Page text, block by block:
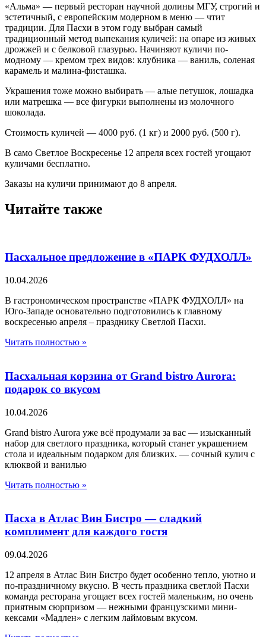
«Альма» — первый ресторан научной долины МГУ, строгий и
эстетичный, с европейским модерном в меню — чтит
традиции. Для Пасхи в этом году выбран самый
традиционный метод выпекания куличей: на опаре из живых
дрожжей и с белковой глазурью. Начиняют куличи по-
модному — кремом трех видов: клубника — ваниль, соленая
карамель и малина-фисташка.
Украшения тоже можно выбирать — алые петушок, лошадка
или матрешка — все фигурки выполнены из молочного
шоколада.
Стоимость куличей — 4000 руб. (1 кг) и 2000 руб. (500 г).
В само Светлое Воскресенье 12 апреля всех гостей угощают
куличами бесплатно.
Заказы на куличи принимают до 8 апреля.
Читайте также
Пасхальное предложение в «ПАРК ФУДХОЛЛ»
10.04.2026
В гастрономическом пространстве «ПАРК ФУДХОЛЛ» на
Юго-Западе основательно подготовились к главному
воскресенью апреля – празднику Светлой Пасхи.
Читать полностью »
Пасхальная корзина от Grand bistro Aurora:
подарок со вкусом
10.04.2026
Grand bistro Aurora уже всё продумали за вас — изысканный
набор для светлого праздника, который станет украшением
стола и идеальным подарком для близких. — сочный кулич с
клюквой и ванилью
Читать полностью »
Пасха в Атлас Вин Бистро — сладкий
комплимент для каждого гостя
09.04.2026
12 апреля в Атлас Вин Бистро будет особенно тепло, уютно и
по-праздничному вкусно. В честь праздника светлой Пасхи
команда ресторана угощает всех гостей маленьким, но очень
приятным сюрпризом — нежными французскими мини-
кексами «Мадлен» с легким лаймовым вкусом.